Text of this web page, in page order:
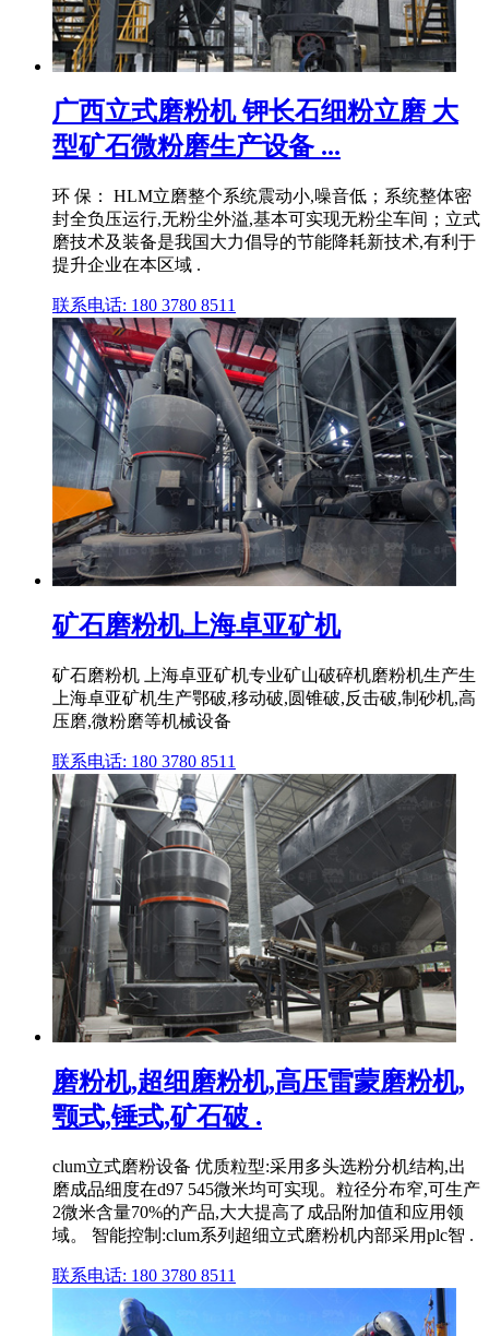
广西立式磨粉机 钾长石细粉立磨 大
型矿石微粉磨生产设备 ...
环 保： HLM立磨整个系统震动小,噪音低；系统整体密
封全负压运行,无粉尘外溢,基本可实现无粉尘车间；立式
磨技术及装备是我国大力倡导的节能降耗新技术,有利于
提升企业在本区域 .
联系电话: 180 3780 8511
矿石磨粉机上海卓亚矿机
矿石磨粉机 上海卓亚矿机专业矿山破碎机磨粉机生产生
上海卓亚矿机生产鄂破,移动破,圆锥破,反击破,制砂机,高
压磨,微粉磨等机械设备
联系电话: 180 3780 8511
磨粉机,超细磨粉机,高压雷蒙磨粉机,
颚式,锤式,矿石破 .
clum立式磨粉设备 优质粒型:采用多头选粉分机结构,出
磨成品细度在d97 545微米均可实现。粒径分布窄,可生产
2微米含量70%的产品,大大提高了成品附加值和应用领
域。 智能控制:clum系列超细立式磨粉机内部采用plc智 .
联系电话: 180 3780 8511